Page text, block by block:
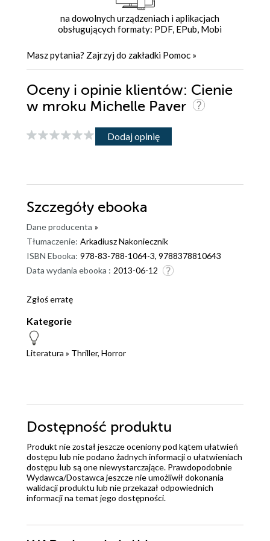
na dowolnych urządzeniach i aplikacjach
obsługujących formaty: PDF, EPub, Mobi
Masz pytania? Zajrzyj do zakładki Pomoc »
Oceny i opinie klientów: Cienie
w mroku Michelle Paver
Dodaj opinię
Szczegóły ebooka
Dane producenta »
Tłumaczenie: Arkadiusz Nakoniecznik
ISBN Ebooka: 978-83-788-1064-3, 9788378810643
Data wydania ebooka : 2013-06-12
Zgłoś erratę
Kategorie
Literatura » Thriller, Horror
Dostępność produktu
Produkt nie został jeszcze oceniony pod kątem ułatwień
dostępu lub nie podano żadnych informacji o ułatwieniach
dostępu lub są one niewystarczające. Prawdopodobnie
Wydawca/Dostawca jeszcze nie umożliwił dokonania
walidacji produktu lub nie przekazał odpowiednich
informacji na temat jego dostępności.